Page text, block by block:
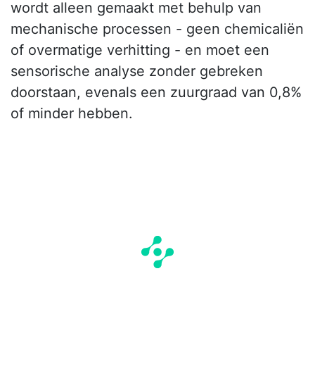
wordt alleen gemaakt met behulp van
mechanische processen - geen chemicaliën
of overmatige verhitting - en moet een
sensorische analyse zonder gebreken
doorstaan, evenals een zuurgraad van 0,8%
of minder hebben.